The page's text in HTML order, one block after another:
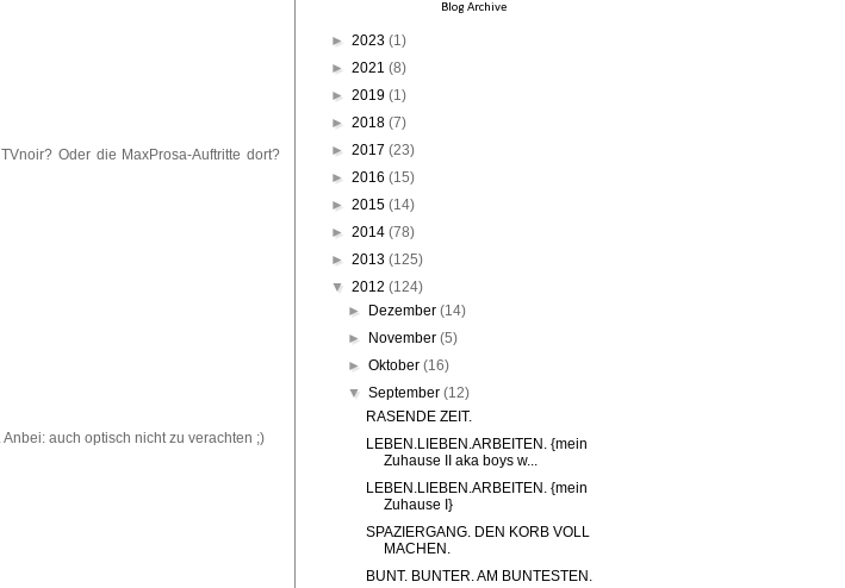
Oder die MaxProsa-Auftritte dort?
auch optisch nicht zu verachten ;)
Blog Archive
► 2023 (1)
► 2021 (8)
► 2019 (1)
► 2018 (7)
► 2017 (23)
► 2016 (15)
► 2015 (14)
► 2014 (78)
► 2013 (125)
▼ 2012 (124)
►
Dezember (14)
►
November (5)
►Oktober (16)
▼ September (12)
RASENDE ZEIT.
LEBEN.LIEBEN.ARBEITEN. {mein
Zuhause II aka boys w...
LEBEN.LIEBEN.ARBEITEN. {mein
Zuhause I}
SPAZIERGANG. DEN KORB VOLL
MACHEN.
BUNT. BUNTER. AM BUNTESTEN.